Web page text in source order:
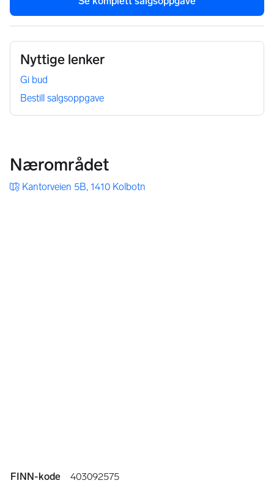
Nyttige lenker
Gi bud
Bestill salgsoppgave
Nærområdet
Kantorveien 5B, 1410 Kolbotn
FINN-kode 403092575